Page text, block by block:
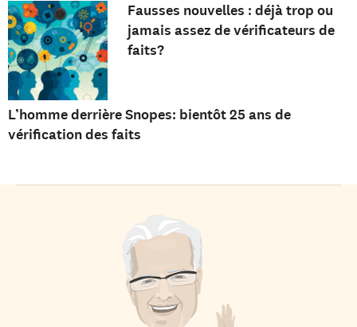
Fausses nouvelles : déjà trop ou
jamais assez de vérificateurs de
faits?
L’homme derrière Snopes: bientôt 25 ans de
vérification des faits